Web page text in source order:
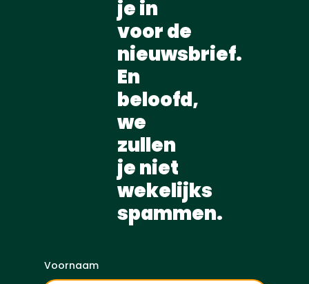
je in
voor de
nieuwsbrief.
En
beloofd,
we
zullen
je niet
wekelijks
spammen.
Voornaam